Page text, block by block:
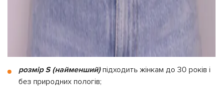
розмір S (найменший)підходить жінкам до 30 років і
без природних пологів;